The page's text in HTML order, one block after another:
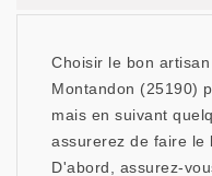
Choisir le bon
Montandon (25190)
mais en suivant
assurerez de faire le
D'abord, assurez-